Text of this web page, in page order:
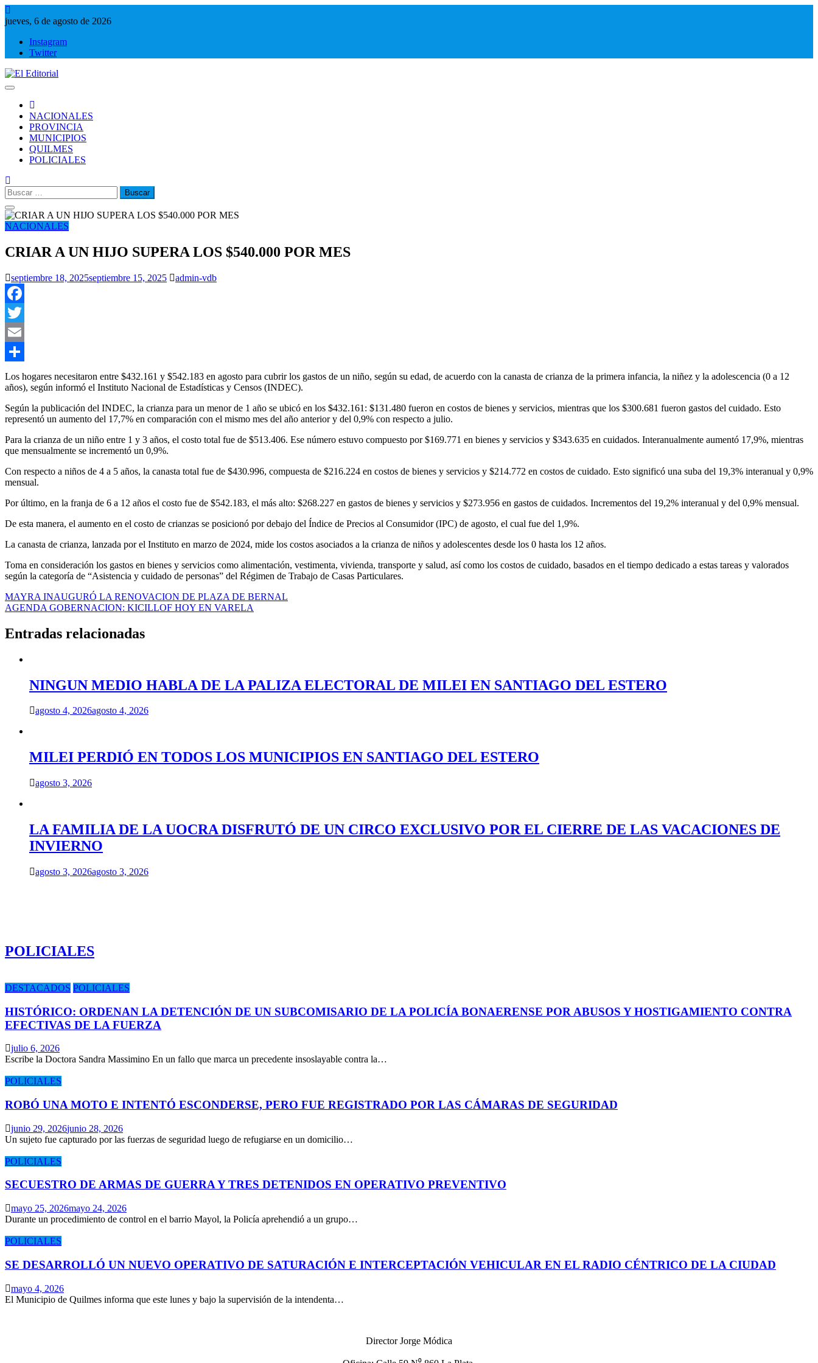
Saltar
al
jueves, 6 de agosto de 2026
Instagram
Twitter
NACIONALES
PROVINCIA
MUNICIPIOS
QUILMES
POLICIALES
Buscar:
NACIONALES
CRIAR A UN HIJO SUPERA LOS $540.000 POR MES
septiembre 18, 2025septiembre 15, 2025 admin-vdb
Facebook
Twitter
Email
Compartir
Los hogares necesitaron entre $432.161 y $542.183 en agosto para cubrir los gastos de un niño, según su edad, de acuerdo con la canasta de crianza de la primera infancia, la niñez y la adolescencia (0 a 12
años), según informó el Instituto Nacional de Estadísticas y Censos (INDEC).
Según la publicación del INDEC, la crianza para un menor de 1 año se ubicó en los $432.161: $131.480 fueron en costos de bienes y servicios, mientras que los $300.681 fueron gastos del cuidado. Esto
representó un aumento del 17,7% en comparación con el mismo mes del año anterior y del 0,9% con respecto a julio.
Para la crianza de un niño entre 1 y 3 años, el costo total fue de $513.406. Ese número estuvo compuesto por $169.771 en bienes y servicios y $343.635 en cuidados. Interanualmente aumentó 17,9%, mientras
que mensualmente se incrementó un 0,9%.
Con respecto a niños de 4 a 5 años, la canasta total fue de $430.996, compuesta de $216.224 en costos de bienes y servicios y $214.772 en costos de cuidado. Esto significó una suba del 19,3% interanual y 0,9%
mensual.
Por último, en la franja de 6 a 12 años el costo fue de $542.183, el más alto: $268.227 en gastos de bienes y servicios y $273.956 en gastos de cuidados. Incrementos del 19,2% interanual y del 0,9% mensual.
De esta manera, el aumento en el costo de crianzas se posicionó por debajo del Índice de Precios al Consumidor (IPC) de agosto, el cual fue del 1,9%.
La canasta de crianza, lanzada por el Instituto en marzo de 2024, mide los costos asociados a la crianza de niños y adolescentes desde los 0 hasta los 12 años.
Toma en consideración los gastos en bienes y servicios como alimentación, vestimenta, vivienda, transporte y salud, así como los costos de cuidado, basados en el tiempo dedicado a estas tareas y valorados
según la categoría de “Asistencia y cuidado de personas” del Régimen de Trabajo de Casas Particulares.
Navegación
de
entradas
MAYRA INAUGURÓ LA RENOVACION DE PLAZA DE BERNAL
AGENDA GOBERNACION: KICILLOF HOY EN VARELA
Entradas relacionadas
NINGUN MEDIO HABLA DE LA PALIZA ELECTORAL DE MILEI EN SANTIAGO DEL ESTERO
agosto 4, 2026agosto 4, 2026
MILEI PERDIÓ EN TODOS LOS MUNICIPIOS EN SANTIAGO DEL ESTERO
agosto 3, 2026
LA FAMILIA DE LA UOCRA DISFRUTÓ DE UN CIRCO EXCLUSIVO POR EL CIERRE DE LAS VACACIONES DE
INVIERNO
agosto 3, 2026agosto 3, 2026
POLICIALES
DESTACADOS POLICIALES
HISTÓRICO: ORDENAN LA DETENCIÓN DE UN SUBCOMISARIO DE LA POLICÍA BONAERENSE POR ABUSOS Y HOSTIGAMIENTO CONTRA
EFECTIVAS DE LA FUERZA
julio 6, 2026
Escribe la Doctora Sandra Massimino En un fallo que marca un precedente insoslayable contra la…
POLICIALES
ROBÓ UNA MOTO E INTENTÓ ESCONDERSE, PERO FUE REGISTRADO POR LAS CÁMARAS DE SEGURIDAD
junio 29, 2026junio 28, 2026
Un sujeto fue capturado por las fuerzas de seguridad luego de refugiarse en un domicilio…
POLICIALES
SECUESTRO DE ARMAS DE GUERRA Y TRES DETENIDOS EN OPERATIVO PREVENTIVO
mayo 25, 2026mayo 24, 2026
Durante un procedimiento de control en el barrio Mayol, la Policía aprehendió a un grupo…
POLICIALES
SE DESARROLLÓ UN NUEVO OPERATIVO DE SATURACIÓN E INTERCEPTACIÓN VEHICULAR EN EL RADIO CÉNTRICO DE LA CIUDAD
mayo 4, 2026
El Municipio de Quilmes informa que este lunes y bajo la supervisión de la intendenta…
Director Jorge Módica